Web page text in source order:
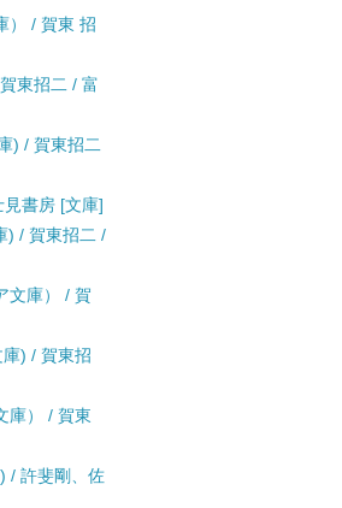
） / 賀東 招
東招二 / 富
) / 賀東招二
書房 [文庫]
) / 賀東招二 /
文庫） / 賀
) / 賀東招
庫） / 賀東
/ 許斐剛、佐